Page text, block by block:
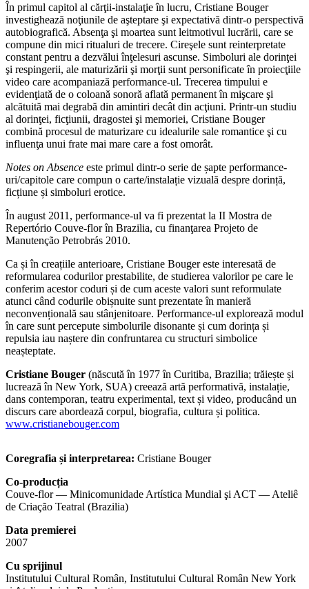
În primul capitol al cărţii-instalaţie în lucru, Cristiane Bouger
investighează noţiunile de aşteptare şi expectativă dintr-o perspectivă
autobiografică. Absenţa şi moartea sunt leitmotivul lucrării, care se
compune din mici ritualuri de trecere. Cireşele sunt reinterpretate
constant pentru a dezvălui înţelesuri ascunse. Simboluri ale dorinţei
şi respingerii, ale maturizării şi morţii sunt personificate în proiecţiile
video care acompaniază performance-ul. Trecerea timpului e
evidenţiată de o coloană sonoră aflată permanent în mişcare şi
alcătuită mai degrabă din amintiri decât din acţiuni. Printr-un studiu
al dorinţei, ficţiunii, dragostei şi memoriei, Cristiane Bouger
combină procesul de maturizare cu idealurile sale romantice şi cu
influenţa unui frate mai mare care a fost omorât.
Notes on Absence este primul dintr-o serie de șapte performance-
uri/capitole care compun o carte/instalație vizuală despre dorință,
ficțiune și simboluri erotice.
În august 2011, performance-ul va fi prezentat la II Mostra de
Repertório Couve-flor în Brazilia, cu finanţarea Projeto de
Manutenção Petrobrás 2010.
Ca și în creațiile anterioare, Cristiane Bouger este interesată de
reformularea codurilor prestabilite, de studierea valorilor pe care le
conferim acestor coduri și de cum aceste valori sunt reformulate
atunci când codurile obișnuite sunt prezentate în manieră
neconvențională sau stânjenitoare. Performance-ul explorează modul
în care sunt percepute simbolurile disonante și cum dorința și
repulsia iau naștere din confruntarea cu structuri simbolice
neașteptate.
Cristiane Bouger (născută în 1977 în Curitiba, Brazilia; trăiește și
lucrează în New York, SUA) creează artă performativă, instalație,
dans contemporan, teatru experimental, text și video, producând un
discurs care abordează corpul, biografia, cultura și politica.
www.cristianebouger.com
Coregrafia și interpretarea: Cristiane Bouger
Co-producția
Couve-flor — Minicomunidade Artística Mundial şi ACT — Ateliê
de Criação Teatral (Brazilia)
Data premierei
2007
Cu sprijinul
Institutului Cultural Român, Institutului Cultural Român New York